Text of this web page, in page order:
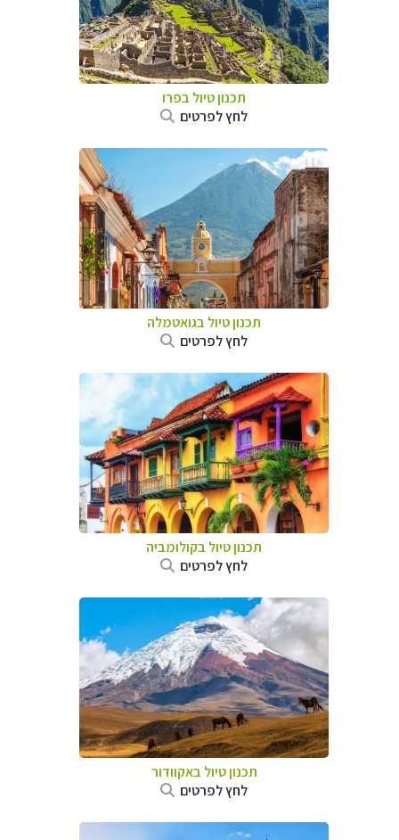
תכנון טיול בפרו
לחץ לפרטים
תכנון טיול בגואטמלה
לחץ לפרטים
תכנון טיול בקולומביה
לחץ לפרטים
תכנון טיול באקוודור
לחץ לפרטים